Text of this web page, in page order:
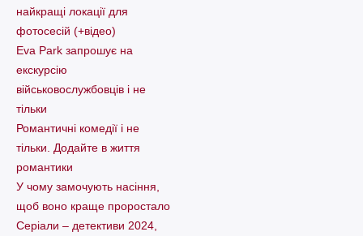
найкращі локації для
фотосесій (+відео)
Eva Park запрошує на
екскурсію
військовослужбовців і не
тільки
Романтичні комедії і не
тільки. Додайте в життя
романтики
У чому замочують насіння,
щоб воно краще проростало
Серіали – детективи 2024,